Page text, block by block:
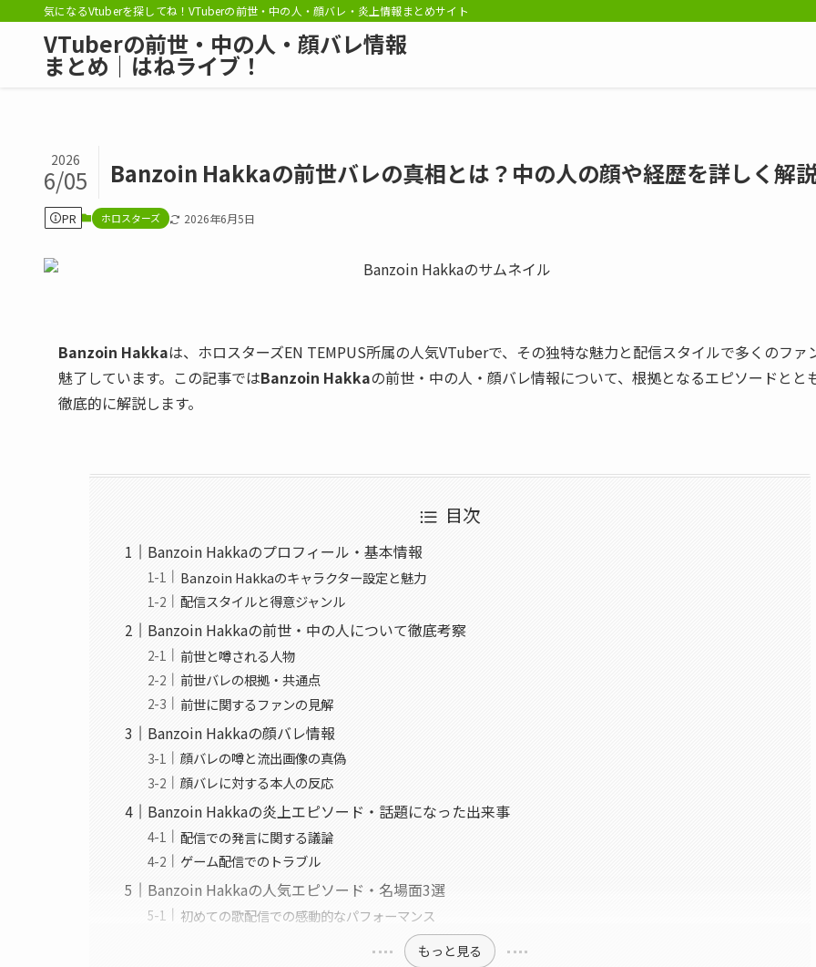
気になるVtuberを探してね！VTuberの前世・中の人・顔バレ・炎上情報まとめサイト
VTuberの前世・中の人・顔バレ情報
まとめ｜はねライブ！
Banzoin Hakkaの前世バレの真相とは？中の人の顔や経歴を詳しく解
2026
6/05
PR ホロスターズ 2026年6月5日
Banzoin Hakkaは、ホロスターズEN TEMPUS所属の人気VTuberで、その独特な魅力と配信スタイルで多くのファ
魅了しています。この記事ではBanzoin Hakkaの前世・中の人・顔バレ情報について、根拠となるエピソードとと
徹底的に解説します。
目次
Banzoin Hakkaのプロフィール・基本情報
Banzoin Hakkaのキャラクター設定と魅力
配信スタイルと得意ジャンル
Banzoin Hakkaの前世・中の人について徹底考察
前世と噂される人物
前世バレの根拠・共通点
前世に関するファンの見解
Banzoin Hakkaの顔バレ情報
顔バレの噂と流出画像の真偽
顔バレに対する本人の反応
Banzoin Hakkaの炎上エピソード・話題になった出来事
配信での発言に関する議論
ゲーム配信でのトラブル
Banzoin Hakkaの人気エピソード・名場面3選
初めての歌配信での感動的なパフォーマンス
もっと見る